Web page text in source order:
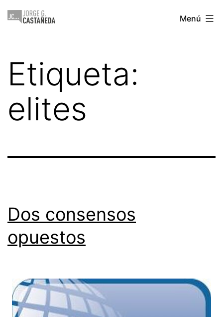
Saltar
Jorge
Menú
Etiqueta:
elites
Dos consensos
opuestos